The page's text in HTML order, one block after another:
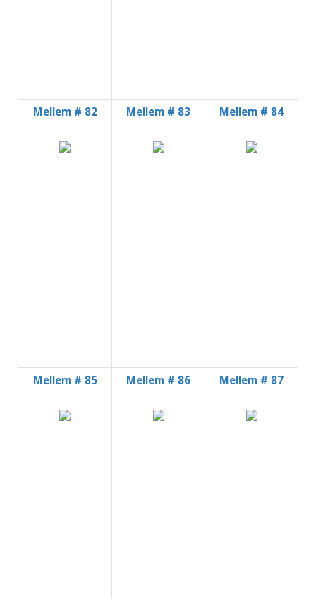
Mellem # 82 Mellem # 83 Mellem # 84
Mellem # 85 Mellem # 86 Mellem # 87